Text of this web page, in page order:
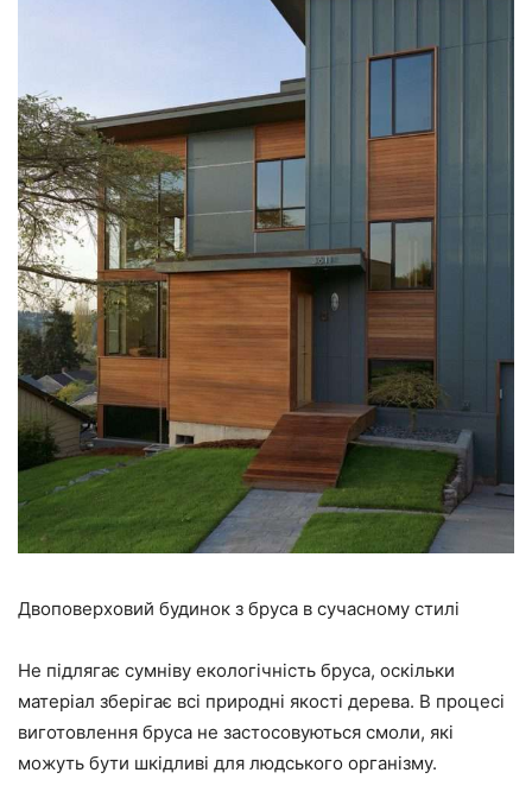
Двоповерховий будинок з бруса в сучасному стилі
Не підлягає сумніву екологічність бруса, оскільки
матеріал зберігає всі природні якості дерева. В процесі
виготовлення бруса не застосовуються смоли, які
можуть бути шкідливі для людського організму.